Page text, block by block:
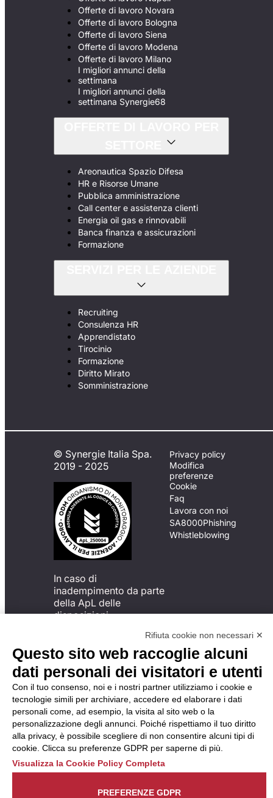
Offerte di lavoro Novara
Offerte di lavoro Bologna
Offerte di lavoro Siena
Offerte di lavoro Modena
Offerte di lavoro Milano
I migliori annunci della
settimana
I migliori annunci della
settimana Synergie68
Areonautica Spazio Difesa
HR e Risorse Umane
Pubblica amministrazione
Call center e assistenza clienti
Energia oil gas e rinnovabili
Banca finanza e assicurazioni
Formazione
Recruiting
Consulenza HR
Apprendistato
Tirocinio
Formazione
Diritto Mirato
Somministrazione
© Synergie Italia Spa.
2019 - 2025
In caso di
inadempimento da parte
della ApL delle
disposizioni
possibile presentare un
reclamo
all’Organismo di
Monitoraggio utilizzando
una delle modalità
descritte al seguente
indirizzo web
https://odm-
agenzielavoro.it/reclami/.
Privacy policy
Modifica
preferenze
Cookie
Faq
Lavora con noi
SA8000Phishing
Whistleblowing
Rifiuta cookie non necessari ✕
Questo sito web raccoglie alcuni
dati personali dei visitatori e utenti
Con il tuo consenso, noi e i nostri partner utilizziamo i cookie e
tecnologie simili per archiviare, accedere ed elaborare i dati
personali come, ad esempio, la visita al sito web o la
personalizzazione degli annunci. Poiché rispettiamo il tuo diritto
alla privacy, è possibile scegliere di non consentire alcuni tipi di
cookie. Clicca su preferenze GDPR per saperne di più.
Visualizza la Cookie Policy Completa
PREFERENZE GDPR